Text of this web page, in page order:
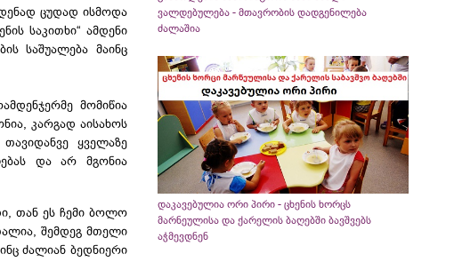
ცუდად ისმოდა
საკითხი“ ამდენი
საშუალება მაინც
მომიწია
კარგად აისახოს
ყველაზე
და არ მგონია
თან ეს ჩემი ბოლო
შემდეგ მთელი
ძალიან ბედნიერი
ვალდებულება - მთავრობის დადგენილება
ძალაშია
დაკავებულია ორი პირი - ცხენის ხორცს
მარნეულისა და ქარელის ბაღებში ბავშვებს
აჭმევდნენ